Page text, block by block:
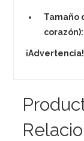
Tamaño
corazón):
¡Advertencia!